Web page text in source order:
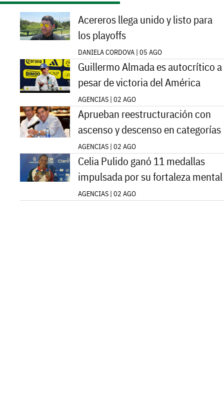
Acereros llega unido y listo para
los playoffs
DANIELA CORDOVA | 05 AGO
Guillermo Almada es autocrítico a
pesar de victoria del América
AGENCIAS | 02 AGO
Aprueban reestructuración con
ascenso y descenso en categorías
AGENCIAS | 02 AGO
Celia Pulido ganó 11 medallas
impulsada por su fortaleza mental
AGENCIAS | 02 AGO